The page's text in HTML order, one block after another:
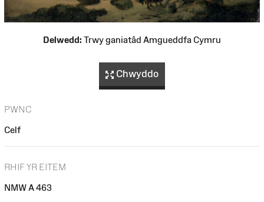
Delwedd: Trwy ganiatâd Amgueddfa Cymru
Chwyddo
PWNC
Celf
RHIF YR EITEM
NMW A 463